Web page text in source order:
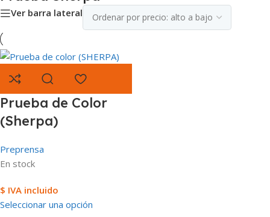
Ver barra lateral
Prueba de Color
(Sherpa)
Preprensa
En stock
$ IVA incluido
Seleccionar una opción